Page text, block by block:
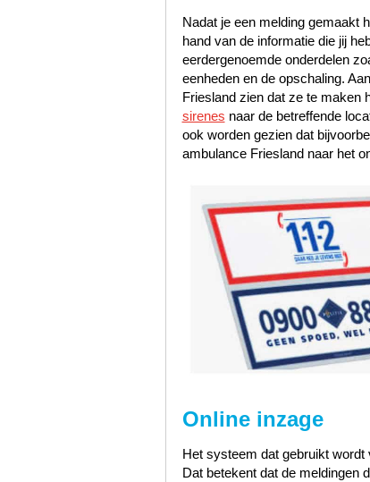
Nadat je een melding gemaakt
hand van de informatie die jij
eerdergenoemde onderdelen
eenheden en de opschaling.
Friesland zien dat ze te maken
sirenes naar de betreffende
ook worden gezien dat
ambulance Friesland naar het
Online inzage
Het systeem dat gebruikt wordt
Dat betekent dat de meldingen